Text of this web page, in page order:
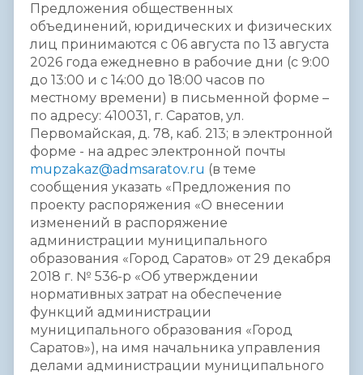
Предложения общественных
объединений, юридических и физических
лиц принимаются с 06 августа по 13 августа
2026 года ежедневно в рабочие дни (с 9:00
до 13:00 и с 14:00 до 18:00 часов по
местному времени) в письменной форме –
по адресу: 410031, г. Саратов, ул.
Первомайская, д. 78, каб. 213; в электронной
форме - на адрес электронной почты
mupzakaz@admsaratov.ru (в теме
сообщения указать «Предложения по
проекту распоряжения «О внесении
изменений в распоряжение
администрации муниципального
образования «Город Саратов» от 29 декабря
2018 г. № 536-р «Об утверждении
нормативных затрат на обеспечение
функций администрации
муниципального образования «Город
Саратов»), на имя начальника управления
делами администрации муниципального